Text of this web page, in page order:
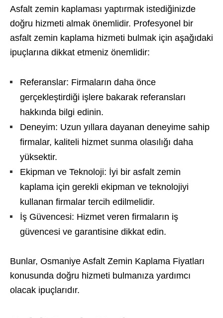
Asfalt zemin kaplaması yaptırmak istediğinizde
doğru hizmeti almak önemlidir. Profesyonel bir
asfalt zemin kaplama hizmeti bulmak için aşağıdaki
ipuçlarına dikkat etmeniz önemlidir:
Referanslar: Firmaların daha önce
gerçekleştirdiği işlere bakarak referansları
hakkında bilgi edinin.
Deneyim: Uzun yıllara dayanan deneyime sahip
firmalar, kaliteli hizmet sunma olasılığı daha
yüksektir.
Ekipman ve Teknoloji: İyi bir asfalt zemin
kaplama için gerekli ekipman ve teknolojiyi
kullanan firmalar tercih edilmelidir.
İş Güvencesi: Hizmet veren firmaların iş
güvencesi ve garantisine dikkat edin.
Bunlar, Osmaniye Asfalt Zemin Kaplama Fiyatları
konusunda doğru hizmeti bulmanıza yardımcı
olacak ipuçlarıdır.